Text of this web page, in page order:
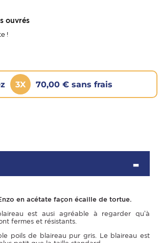
ouvrés
!
3X 70,00 € sans frais
en acétate façon écaille de tortue.
est ausi agréable à regarder qu’à
fermes et résistants.
poils de blaireau pur gris. Le blaireau est